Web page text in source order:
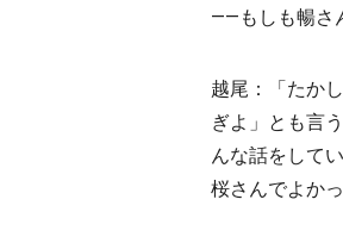
――もしも暢さ
越尾：「たか
ぎよ」とも言
んな話をして
桜さんでよか